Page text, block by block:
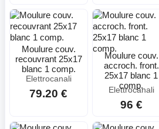
Moulure couv.
recouvrant 25x17
blanc 1 comp.
Elettrocanali
79.20 €
Moulure couv.
accroch. front.
25x17 blanc 1
comp.
Elettrocanali
96 €